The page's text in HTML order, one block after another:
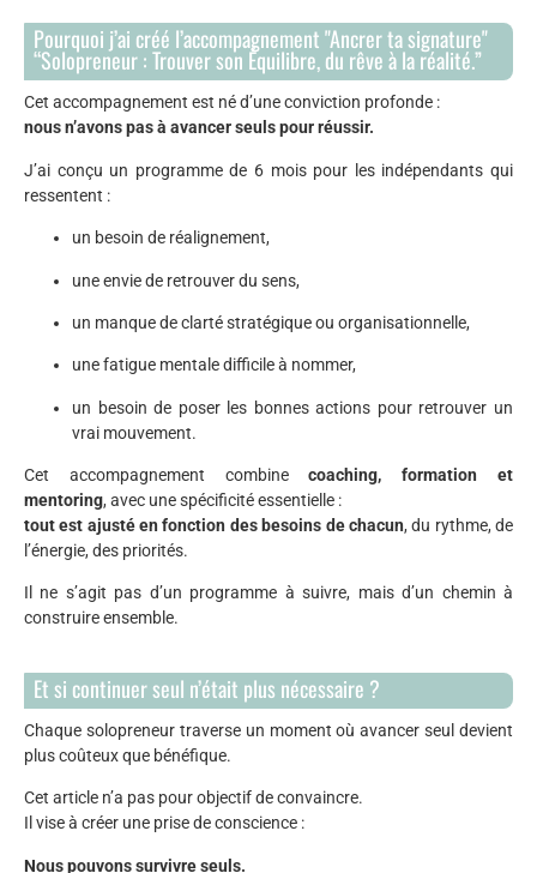
Pourquoi j’ai créé l’accompagnement "Ancrer ta signature"
“Solopreneur : Trouver son Équilibre, du rêve à la réalité.”
Cet accompagnement est né d’une conviction profonde :
nous n’avons pas à avancer seuls pour réussir.
J’ai conçu un programme de 6 mois pour les indépendants qui
ressentent :
un besoin de réalignement,
une envie de retrouver du sens,
un manque de clarté stratégique ou organisationnelle,
une fatigue mentale difficile à nommer,
un besoin de poser les bonnes actions pour retrouver un
vrai mouvement.
Cet accompagnement combinecoaching, formation et
mentoring, avec une spécificité essentielle :
tout est ajusté en fonction des besoins de chacun, du rythme, de
l’énergie, des priorités.
Il ne s’agit pas d’un programme à suivre, mais d’un chemin à
construire ensemble.
Et si continuer seul n’était plus nécessaire ?
Chaque solopreneur traverse un moment où avancer seul devient
plus coûteux que bénéfique.
Cet article n’a pas pour objectif de convaincre.
Il vise à créer une prise de conscience :
Nous pouvons survivre seuls.